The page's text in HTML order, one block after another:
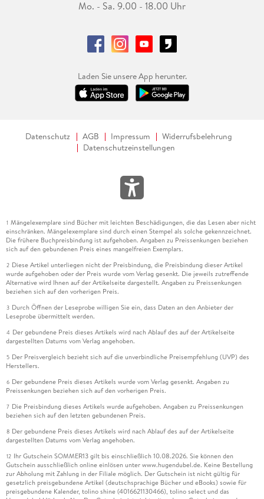
Mo. - Sa. 9.00 - 18.00 Uhr
Laden Sie unsere App herunter.
Datenschutz AGB Impressum
Widerrufsbelehrung
Datenschutzeinstellungen
1 Mängelexemplare sind Bücher mit leichten Beschädigungen, die das Lesen aber nicht
einschränken. Mängelexemplare sind durch einen Stempel als solche gekennzeichnet.
Die frühere Buchpreisbindung ist aufgehoben. Angaben zu Preissenkungen beziehen
sich auf den gebundenen Preis eines mangelfreien Exemplars.
2 Diese Artikel unterliegen nicht der Preisbindung, die Preisbindung dieser Artikel
wurde aufgehoben oder der Preis wurde vom Verlag gesenkt. Die jeweils zutreffende
Alternative wird Ihnen auf der Artikelseite dargestellt. Angaben zu Preissenkungen
beziehen sich auf den vorherigen Preis.
3 Durch Öffnen der Leseprobe willigen Sie ein, dass Daten an den Anbieter der
Leseprobe übermittelt werden.
4 Der gebundene Preis dieses Artikels wird nach Ablauf des auf der Artikelseite
dargestellten Datums vom Verlag angehoben.
5 Der Preisvergleich bezieht sich auf die unverbindliche Preisempfehlung (UVP) des
Herstellers.
6 Der gebundene Preis dieses Artikels wurde vom Verlag gesenkt. Angaben zu
Preissenkungen beziehen sich auf den vorherigen Preis.
7 Die Preisbindung dieses Artikels wurde aufgehoben. Angaben zu Preissenkungen
beziehen sich auf den letzten gebundenen Preis.
8 Der gebundene Preis dieses Artikels wird nach Ablauf des auf der Artikelseite
dargestellten Datums vom Verlag angehoben.
12 Ihr Gutschein SOMMER13 gilt bis einschließlich 10.08.2026. Sie können den
Gutschein ausschließlich online einlösen unter www.hugendubel.de. Keine Bestellung
zur Abholung mit Zahlung in der Filiale möglich. Der Gutschein ist nicht gültig für
gesetzlich preisgebundene Artikel (deutschsprachige Bücher und eBooks) sowie für
preisgebundene Kalender, tolino shine (4016621130466), tolino select und das